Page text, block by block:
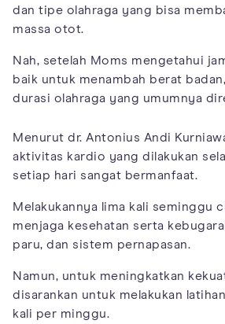
dan tipe olahraga yang bisa
massa otot.
Nah, setelah Moms mengetahui
baik untuk menambah berat
durasi olahraga yang umumnya
Menurut dr. Antonius Andi
aktivitas kardio yang dilakukan
setiap hari sangat bermanfaat.
Melakukannya lima kali seminggu
menjaga kesehatan serta
paru, dan sistem pernapasan.
Namun, untuk meningkatkan
disarankan untuk melakukan
kali per minggu.